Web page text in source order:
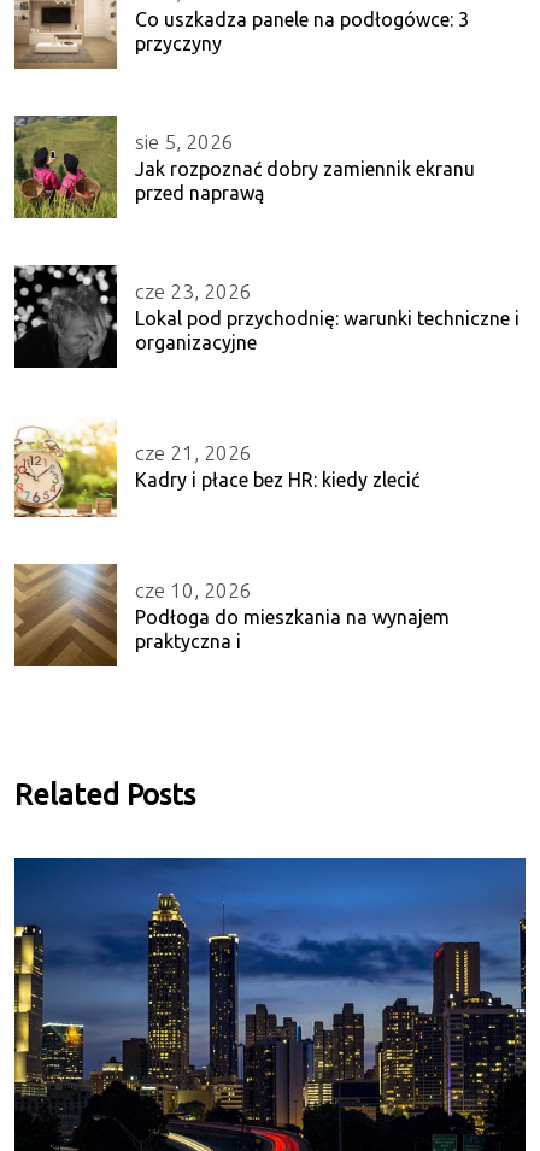
Co uszkadza panele na podłogówce: 3
przyczyny
sie 5, 2026
Jak rozpoznać dobry zamiennik ekranu
przed naprawą
cze 23, 2026
Lokal pod przychodnię: warunki techniczne i
organizacyjne
cze 21, 2026
Kadry i płace bez HR: kiedy zlecić
cze 10, 2026
Podłoga do mieszkania na wynajem
praktyczna i
Related Posts